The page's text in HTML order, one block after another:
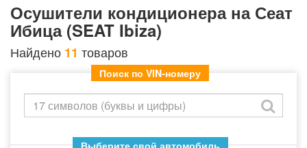
Осушители кондиционера на Сеат
Ибица (SEAT Ibiza)
Найдено 11 товаров
Поиск по VIN-номеру
Выберите свой автомобиль